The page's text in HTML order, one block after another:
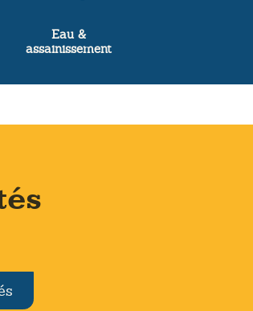
Eau &
assainissement